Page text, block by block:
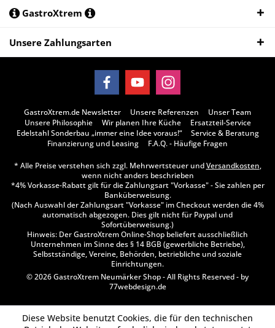
GastroXtrem
Unsere Zahlungsarten
GastroXtrem.de Newsletter Unsere Referenzen
Unser Team
Unsere Philosophie
Wir planen Ihre Küche
Ersatzteil-Service
Edelstahl Sonderbau „immer eine Idee voraus!“
Service & Beratung
Finanzierung und Leasing
F.A.Q. - Häufige Fragen
* Alle Preise verstehen sich zzgl. Mehrwertsteuer undVersandkosten,
wenn nicht anders beschrieben
*4% Vorkasse-Rabatt gilt für die Zahlungsart "Vorkasse" - Sie zahlen per
Banküberweisung.
(Nach Auswahl der Zahlungsart "Vorkasse" im Checkout werden die 4%
automatisch abgezogen. Dies gilt nicht für Paypal und
Sofortüberweisung.)
Hinweis: Der GastroXtrem Online-Shop beliefert ausschließlich
Unternehmen im Sinne des § 14 BGB (gewerbliche Betriebe),
Selbstständige, Vereine, Behörden, betriebliche und soziale
Einrichtungen.
© 2026 GastroXtrem Neumärker Shop - All Rights Reserved - by
77webdesign.de
Diese Website benutzt Cookies, die für den technischen